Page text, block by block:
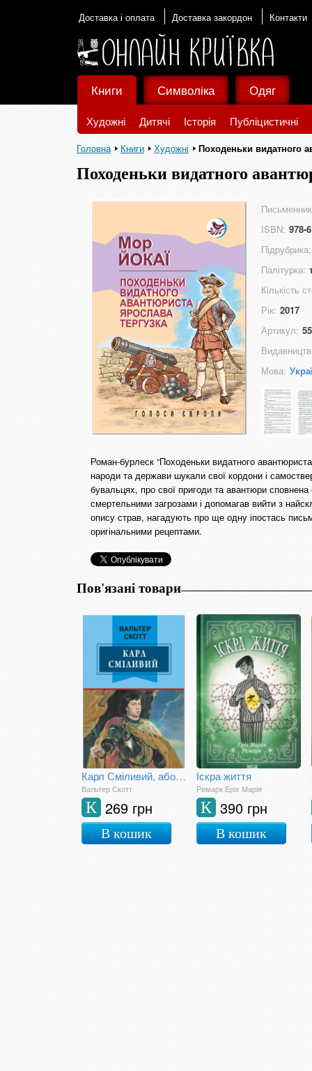
Доставка і оплата Доставка закордон Контакти
Книги
Художні Дитячі Історія Публіцистичні
Символіка Одяг
Головна Книги Художні Походеньки видатного
Походеньки видатного
ISBN: 978-
Підрубрика:
Палітурка:
Кількість
Рік: 2017
Артикул:
Мова:
Роман-бурлеск “Походеньки видатного
народи та держави шукали свої кордони і
бувальцях, про свої пригоди та авантюри
смертельними загрозами і допомагав вийти з
опису страв, нагадують про ще одну іпостась
оригінальними рецептами.
Пов'язані товари
Карл Сміливий, або Анна Геєрштейн, діва імли
Вальтер Скотт
269 грн
К
В кошик
Іскра життя
Ремарк Еріх Марія
390 грн
К
В кошик